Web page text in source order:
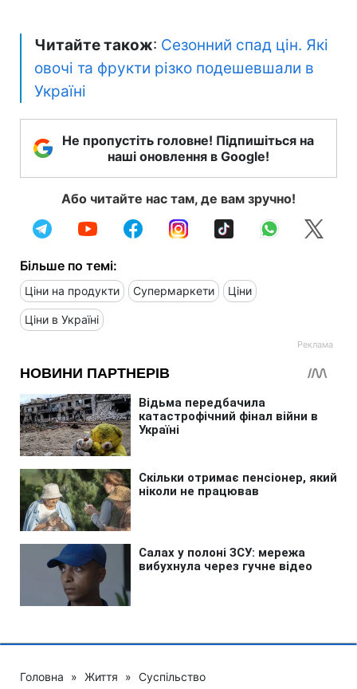
Читайте також: Сезонний спад цін. Які
овочі та фрукти різко подешевшали в
Україні
Не пропустіть головне! Підпишіться на
наші оновлення в Google!
Або читайте нас там, де вам зручно!
Більше по темі:
Ціни на продукти Супермаркети Ціни
Ціни в Україні
Головна » Життя » Суспільство